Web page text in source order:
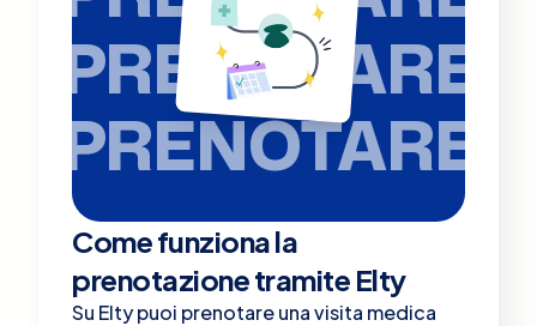
PRENOTARE
PRENOTARE
Come funziona la
prenotazione tramite Elty
Su Elty puoi prenotare una visita medica